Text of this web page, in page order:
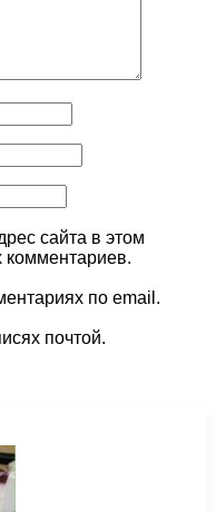
сайта в этом
комментариев.
по email.
почтой.